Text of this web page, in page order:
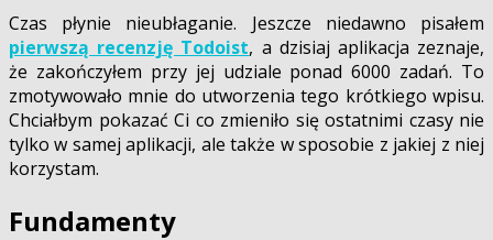
Setup
Czas płynie nieubłaganie. Jeszcze niedawno pisałem
pierwszą recenzję Todoist, a dzisiaj aplikacja zeznaje,
że zakończyłem przy jej udziale ponad 6000 zadań. To
zmotywowało mnie do utworzenia tego krótkiego wpisu.
Chciałbym pokazać Ci co zmieniło się ostatnimi czasy nie
tylko w samej aplikacji, ale także w sposobie z jakiej z niej
korzystam.
Fundamenty